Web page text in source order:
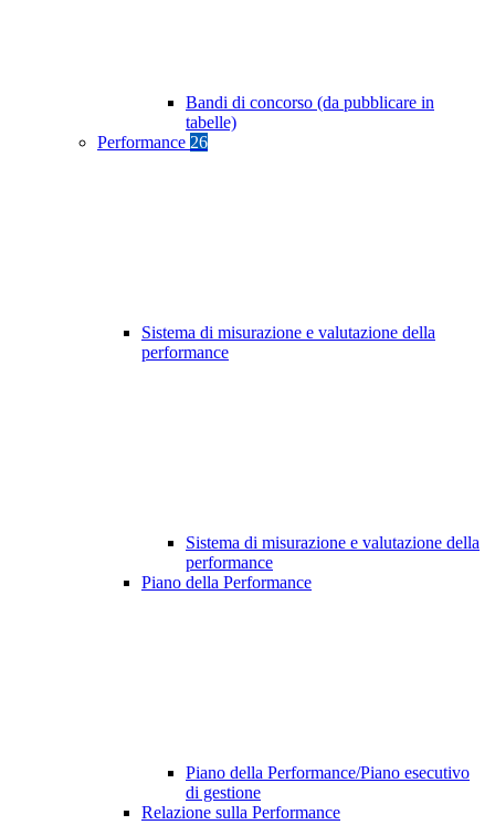
Bandi di concorso (da pubblicare in
tabelle)
Performance 26
Sistema di misurazione e valutazione della
performance
Sistema di misurazione e valutazione della
performance
Piano della Performance
Piano della Performance/Piano esecutivo
di gestione
Relazione sulla Performance